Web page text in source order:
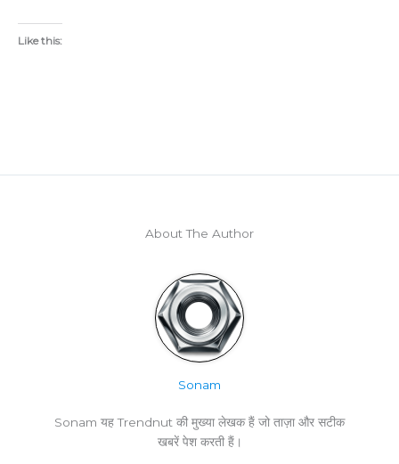
Like this:
About The Author
Sonam
Sonam यह Trendnut की मुख्या लेखक हैं जो ताज़ा और सटीक
खबरें पेश करती हैं।